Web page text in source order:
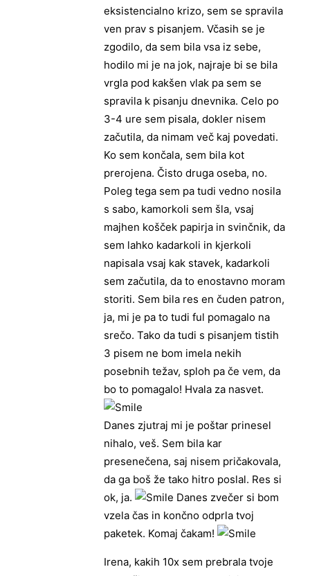
eksistencialno krizo, sem se spravila
ven prav s pisanjem. Včasih se je
zgodilo, da sem bila vsa iz sebe,
hodilo mi je na jok, najraje bi se bila
vrgla pod kakšen vlak pa sem se
spravila k pisanju dnevnika. Celo po
3-4 ure sem pisala, dokler nisem
začutila, da nimam več kaj povedati.
Ko sem končala, sem bila kot
prerojena. Čisto druga oseba, no.
Poleg tega sem pa tudi vedno nosila
s sabo, kamorkoli sem šla, vsaj
majhen košček papirja in svinčnik, da
sem lahko kadarkoli in kjerkoli
napisala vsaj kak stavek, kadarkoli
sem začutila, da to enostavno moram
storiti. Sem bila res en čuden patron,
ja, mi je pa to tudi ful pomagalo na
srečo. Tako da tudi s pisanjem tistih
3 pisem ne bom imela nekih
posebnih težav, sploh pa če vem, da
bo to pomagalo! Hvala za nasvet.
Danes zjutraj mi je poštar prinesel
nihalo, veš. Sem bila kar
presenečena, saj nisem pričakovala,
da ga boš že tako hitro poslal. Res si
ok, ja.
Danes zvečer si bom
vzela čas in končno odprla tvoj
paketek. Komaj čakam!
Irena, kakih 10x sem prebrala tvoje